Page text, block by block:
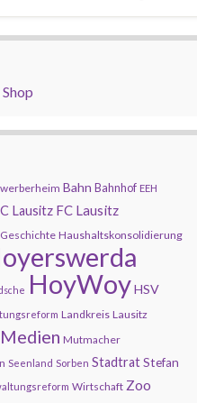
Bahn Bahnhof EEH
Lausitz FC Lausitz
Geschichte Haushaltskonsolidierung
HoyWoyHSV
Landkreis Lausitz
Medien Mutmacher
Seenland Sorben StadtratStefan
Wirtschaft Zoo